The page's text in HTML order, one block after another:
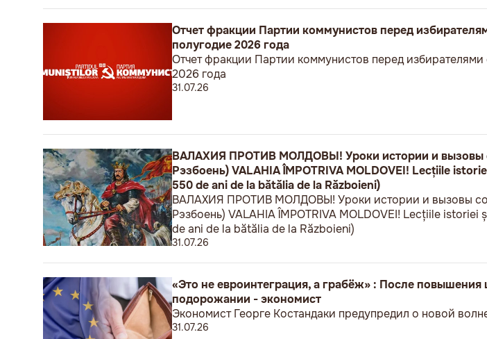
Отчет фракции Партии коммунистов перед
полугодие 2026 года
Отчет фракции Партии коммунистов перед
2026 года
31.07.26
ВАЛАХИЯ ПРОТИВ МОЛДОВЫ! Уроки истории и вызовы
Рэзбоень) VALAHIA ÎMPOTRIVA MOLDOVEI! Lecțiile
550 de ani de la bătălia de la Războieni)
ВАЛАХИЯ ПРОТИВ МОЛДОВЫ! Уроки истории и вызовы
Рэзбоень) VALAHIA ÎMPOTRIVA MOLDOVEI! Lecțiile
de ani de la bătălia de la Războieni)
31.07.26
«Это не евроинтеграция, а грабёж» : После
подорожании - экономист
Экономист Георге Костандаки предупредил о новой
31.07.26